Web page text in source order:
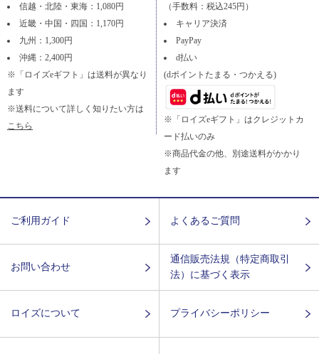
信越・北陸・東海：1,080円
近畿・中国・四国：1,170円
九州：1,300円
沖縄：2,400円
※「ロイズeギフト」は送料が異なり
ます
※送料について詳しく知りたい方は
こちら
（手数料：税込245円）
キャリア決済
PayPay
d払い
(dポイントたまる・つかえる)
※「ロイズeギフト」はクレジットカ
ード払いのみ
※商品代金の他、別途送料がかかり
ます
ご利用ガイド よくあるご質問
お問い合わせ
通信販売法規（特定商取引
法）に基づく表示
ロイズについて プライバシーポリシー